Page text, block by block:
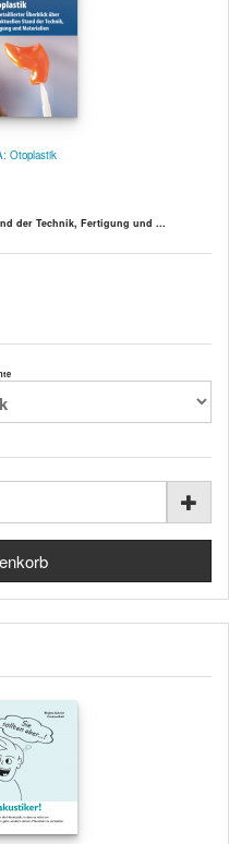
Otoplastik
der Technik, Fertigung und ...